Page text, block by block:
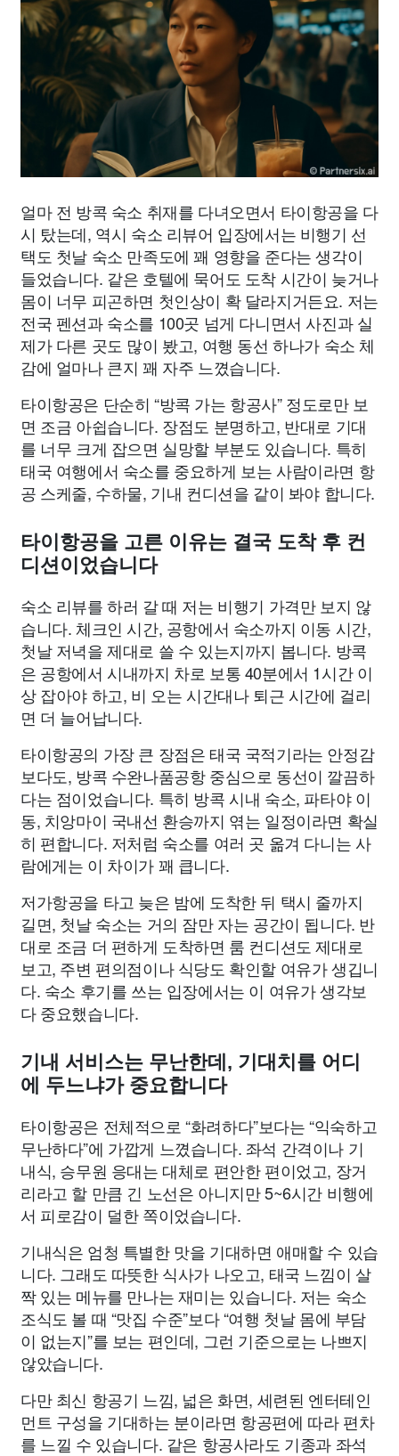
얼마 전 방콕 숙소 취재를 다녀오면서 타이항공을 다
시 탔는데, 역시 숙소 리뷰어 입장에서는 비행기 선
택도 첫날 숙소 만족도에 꽤 영향을 준다는 생각이
들었습니다. 같은 호텔에 묵어도 도착 시간이 늦거나
몸이 너무 피곤하면 첫인상이 확 달라지거든요. 저는
전국 펜션과 숙소를 100곳 넘게 다니면서 사진과 실
제가 다른 곳도 많이 봤고, 여행 동선 하나가 숙소 체
감에 얼마나 큰지 꽤 자주 느꼈습니다.
타이항공은 단순히 “방콕 가는 항공사” 정도로만 보
면 조금 아쉽습니다. 장점도 분명하고, 반대로 기대
를 너무 크게 잡으면 실망할 부분도 있습니다. 특히
태국 여행에서 숙소를 중요하게 보는 사람이라면 항
공 스케줄, 수하물, 기내 컨디션을 같이 봐야 합니다.
타이항공을 고른 이유는 결국 도착 후 컨
디션이었습니다
숙소 리뷰를 하러 갈 때 저는 비행기 가격만 보지 않
습니다. 체크인 시간, 공항에서 숙소까지 이동 시간,
첫날 저녁을 제대로 쓸 수 있는지까지 봅니다. 방콕
은 공항에서 시내까지 차로 보통 40분에서 1시간 이
상 잡아야 하고, 비 오는 시간대나 퇴근 시간에 걸리
면 더 늘어납니다.
타이항공의 가장 큰 장점은 태국 국적기라는 안정감
보다도, 방콕 수완나품공항 중심으로 동선이 깔끔하
다는 점이었습니다. 특히 방콕 시내 숙소, 파타야 이
동, 치앙마이 국내선 환승까지 엮는 일정이라면 확실
히 편합니다. 저처럼 숙소를 여러 곳 옮겨 다니는 사
람에게는 이 차이가 꽤 큽니다.
저가항공을 타고 늦은 밤에 도착한 뒤 택시 줄까지
길면, 첫날 숙소는 거의 잠만 자는 공간이 됩니다. 반
대로 조금 더 편하게 도착하면 룸 컨디션도 제대로
보고, 주변 편의점이나 식당도 확인할 여유가 생깁니
다. 숙소 후기를 쓰는 입장에서는 이 여유가 생각보
다 중요했습니다.
기내 서비스는 무난한데, 기대치를 어디
에 두느냐가 중요합니다
타이항공은 전체적으로 “화려하다”보다는 “익숙하고
무난하다”에 가깝게 느꼈습니다. 좌석 간격이나 기
내식, 승무원 응대는 대체로 편안한 편이었고, 장거
리라고 할 만큼 긴 노선은 아니지만 5~6시간 비행에
서 피로감이 덜한 쪽이었습니다.
기내식은 엄청 특별한 맛을 기대하면 애매할 수 있습
니다. 그래도 따뜻한 식사가 나오고, 태국 느낌이 살
짝 있는 메뉴를 만나는 재미는 있습니다. 저는 숙소
조식도 볼 때 “맛집 수준”보다 “여행 첫날 몸에 부담
이 없는지”를 보는 편인데, 그런 기준으로는 나쁘지
않았습니다.
다만 최신 항공기 느낌, 넓은 화면, 세련된 엔터테인
먼트 구성을 기대하는 분이라면 항공편에 따라 편차
를 느낄 수 있습니다. 같은 항공사라도 기종과 좌석